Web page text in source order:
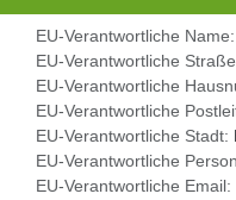
EU-Verantwortliche Name:
EU-Verantwortliche
EU-Verantwortliche
EU-Verantwortliche
EU-Verantwortliche Stadt:
EU-Verantwortliche
EU-Verantwortliche Email: